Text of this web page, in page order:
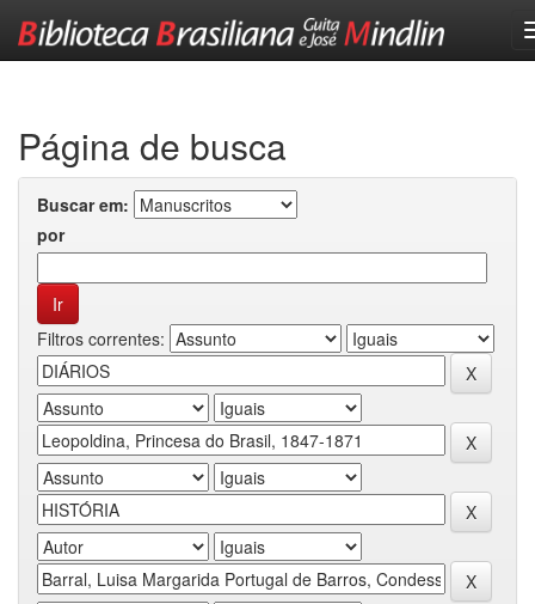
Página de busca
Buscar em:
por
Filtros correntes: